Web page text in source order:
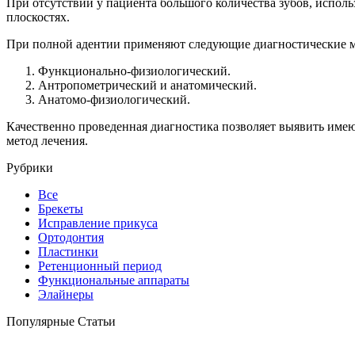
При отсутствии у пациента большого количества зубов,
плоскостях.
При полной адентии применяют следующие диагностические
Функционально-физиологический.
Антропометрический и анатомический.
Анатомо-физиологический.
Качественно проведенная диагностика позволяет выявить
метод лечения.
Рубрики
Все
Брекеты
Исправление прикуса
Ортодонтия
Пластинки
Ретенционный период
Функциональные аппараты
Элайнеры
Популярные Статьи